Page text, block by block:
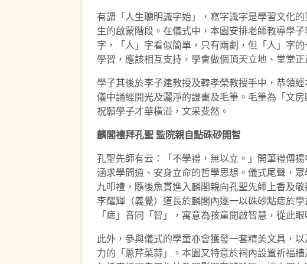
有謂「人生聰明識字始」，寫字識字是學習文化
生的啟蒙階段。在儀式中，本園安排老師教導學子
字，「人」字看似簡單，只有兩劃，但「人」字
學習，應該相互支持，學會做個頂天立地、堂堂正
學子其後於李子建教授及韓孝榮教授手中，恭領
儀中誦經開光及灑淨的證書及毛筆。毛筆為「文
祝願學子才華橫溢，文采斐然。
麟閣禮拜孔聖監院親自點硃砂開智
孔聖先師有云：「不學禮，無以立。」開筆禮傳
涵求學問道、安身立命的哲學思想。儀式尾聲，
九叩禮，隨後魚貫進入麟閣親向孔聖先師上香及
李耀輝（義覺）道長於麟閣內逐一以硃砂點痣於學
「痣」音同「智」，寓意為孩童開啟智慧，從此眼
此外，參與儀式的學童亦會獲發一套精美文具，
力的「蔥芹菜蒜」。本園又特意於祠內設置祈福牆